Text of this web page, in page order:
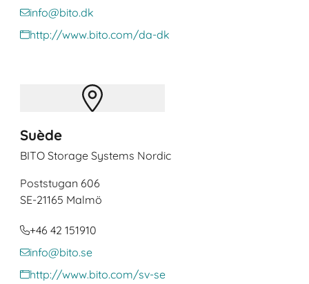
info@bito.dk
http://www.bito.com/da-dk
Suède
BITO Storage Systems Nordic
Poststugan 606
SE-21165 Malmö
+46 42 151910
info@bito.se
http://www.bito.com/sv-se